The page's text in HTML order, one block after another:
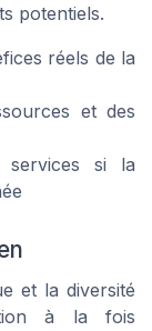
potentiels.
réels de la
et des
services si la
et la diversité
à la fois